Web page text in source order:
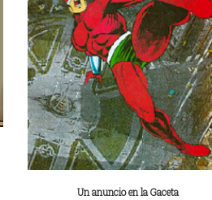
Un anuncio en la Gaceta